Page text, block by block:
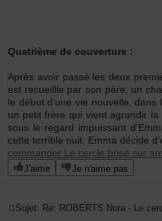
Quatrième de couverture :
Après avoir passé les deux
est recueillie par son père, un
le début d’une vie nouvelle, dans
un petit frère qui vient agrandir
sous le regard impuissant
cette terrible nuit, Emma décide
commander Le cercle brisé sur
J'aime Je n'aime pas
Sujet: Re: ROBERTS Nora - Le